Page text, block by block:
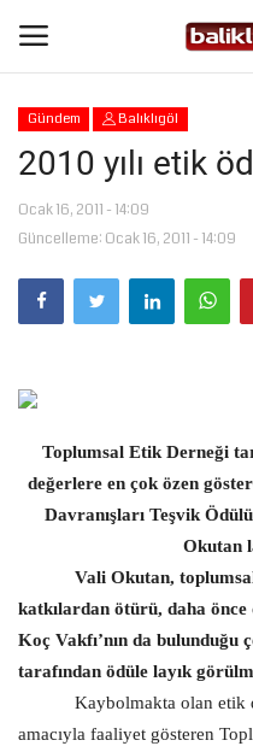
Giriş Yap
Anasayfa
Köşe Yazıları
Eğitim
Magazin
Spor
Gündem
Tekno Bilim
Ekonomi
Gündem Balıklıgöl
2010 yılı etik
Ocak 16, 2011 - 14:09
Güncelleme: Ocak 16, 2011 - 14:09
Toplumsal Etik Derneği
değerlere en çok özen
Davranışları Teşvik
Okutan
Vali Okutan,
katkılardan ötürü, daha
Koç Vakfı’nın da bulunduğu
tarafından ödüle layık
Kaybolmakta olan etik
amacıyla faaliyet gösteren